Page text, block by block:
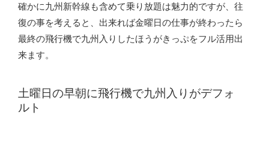
確かに九州新幹線も含めて乗り放題は魅力的ですが、往
復の事を考えると、出来れば金曜日の仕事が終わったら
最終の飛行機で九州入りしたほうがきっぷをフル活用出
来ます。
土曜日の早朝に飛行機で九州入りがデフォ
ルト